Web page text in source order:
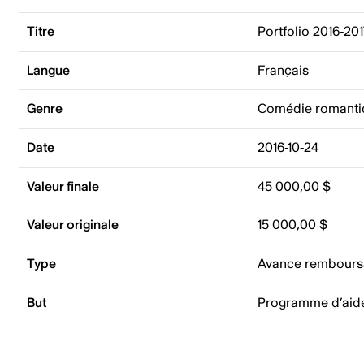
Titre Portfolio 2016-
Langue Français
Genre Comédie
Date 2016-10-24
Valeur finale 45 000,00 $
Valeur originale 15 000,00 $
Type Avance
But Programme